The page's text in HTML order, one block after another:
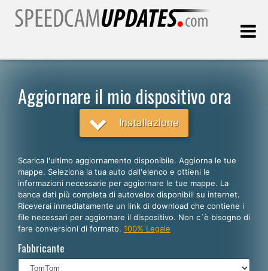
Italiano
English
Español
Deutsch
Aggiornare il mio dispositivo ora
Installazione
Scarica l'ultimo aggiornamento disponibile. Aggiorna le tue
mappe. Seleziona la tua auto dall'elenco e ottieni le
informazioni necessarie per aggiornare le tue mappe. La
banca dati più completa di autovelox disponibili su internet.
Riceverai inmediatamente un link di download che contiene i
file necessari per aggiornare il dispositivo. Non c´è bisogno di
fare conversioni di formato. 100% Legale
Fabbricante